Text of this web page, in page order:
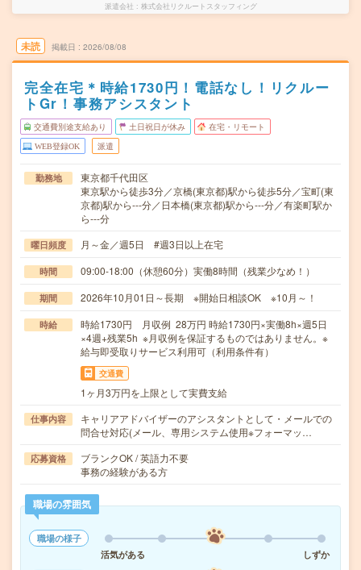
派遣会社 株式会社リクルートスタッフィング
未読 掲載日 2026/08/08
完全在宅＊時給1730円！電話なし！リクルー
トGr！事務アシスタント
交通費別途支給あり 土日祝日が休み 在宅・リモート
WEB登録OK 派遣
勤務地
東京都千代田区
東京駅から徒歩3分／京橋(東京都)駅から徒歩5分／宝町(東
京都)駅から---分／日本橋(東京都)駅から---分／有楽町駅か
ら---分
曜日頻度 月～金／週5日 #週3日以上在宅
時間 09:00-18:00（休憩60分）実働8時間（残業少なめ！）
期間 2026年10月01日～長期 ※開始日相談OK ※10月～！
時給
時給1730円 月収例 28万円 時給1730円×実働8h×週5日
×4週+残業5h ※月収例を保証するものではありません。※
給与即受取りサービス利用可（利用条件有）
交通費
1ヶ月3万円を上限として実費支給
仕事内容
キャリアアドバイザーのアシスタントとして・メールでの
問合せ対応(メール、専用システム使用※フォーマッ…
応募資格
ブランクOK / 英語力不要
事務の経験がある方
職場の雰囲気
職場の様子
活気がある
しずか